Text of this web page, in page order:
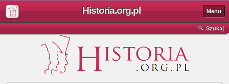
Historia.org.pl Menu
Szukaj